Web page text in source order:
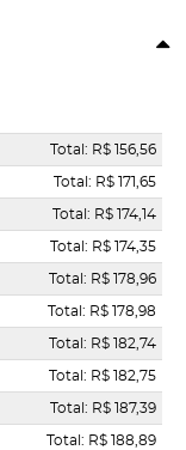
Total: R$ 156,56
Total: R$ 171,65
Total: R$ 174,14
Total: R$ 174,35
Total: R$ 178,96
Total: R$ 178,98
Total: R$ 182,74
Total: R$ 182,75
Total: R$ 187,39
Total: R$ 188,89